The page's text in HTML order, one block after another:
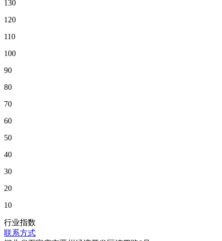
130
120
110
100
90
80
70
60
50
40
30
20
10
行业指数
联系方式